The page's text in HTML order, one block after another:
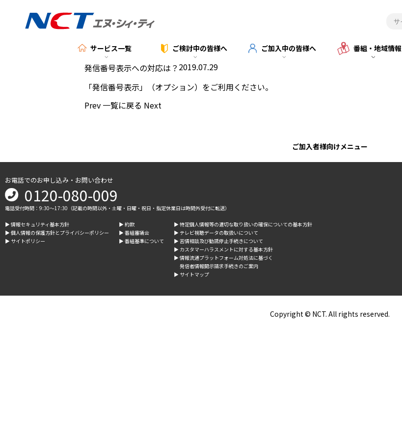
サービス一覧 ご検討中の皆様へ ご加入中の皆様へ 番組・地域情報
発信番号表示への対応は？ 2019.07.29
「発信番号表示」（オプション）をご利用ください。
Prev 一覧に戻る Next
ご加入者様向けメニュー
お電話でのお申し込み・お問い合わせ
0120-080-009
電話受付時間：9:30～17:30（記載の時間以外・土曜・日曜・祝日・指定休業日は時間外受付に転送）
▶︎ 情報セキュリティ基本方針
▶︎ 個人情報の保護方針とプライバシーポリシー
▶︎ サイトポリシー
▶︎ 約款
▶︎ 番組審議会
▶︎ 番組基準について
▶︎ 特定個人情報等の適切な取り扱いの確保についての基本方針
▶︎ テレビ視聴データの取扱いについて
▶︎ 苦情相談及び勧誘停止手続きについて
▶︎ カスタマーハラスメントに対する基本方針
▶︎ 情報流通プラットフォーム対処法に基づく
発信者情報開示請求手続きのご案内
▶︎ サイトマップ
Copyright © NCT. All rights reserved.